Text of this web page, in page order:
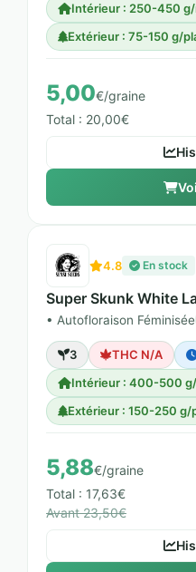
Intérieur : 250-450
Extérieur : 75-150 g/
5,00€/graine
Total : 20,00€
4.8 En stock
Super Skunk White
• Autofloraison Féminisée
3 THC N/A
Intérieur : 400-500
Extérieur : 150-250 g/
5,88€/graine
Total : 17,63€
Avant 23,50€